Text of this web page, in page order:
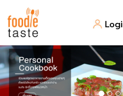
สูตรอาหาร
สูตรอาหารล่าสุด
พาไปชิม